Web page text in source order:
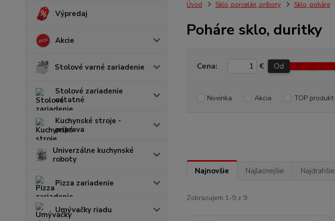
Výpredaj
Akcie
Stolové varné zariadenie
Stolové zariadenie
ostatné
Kuchynské stroje -
príprava
Univerzálne kuchynské
roboty
Pizza zariadenie
Umývačky riadu
Úvod Sklo, porcelán, príbory Sklo, poháre
Poháre sklo, duritky
Cena: € Od
Novinka Akcia TOP produkt
Najnovšie Najlacnejšie Najdrahšie
Zobrazujem 1-9 z 9